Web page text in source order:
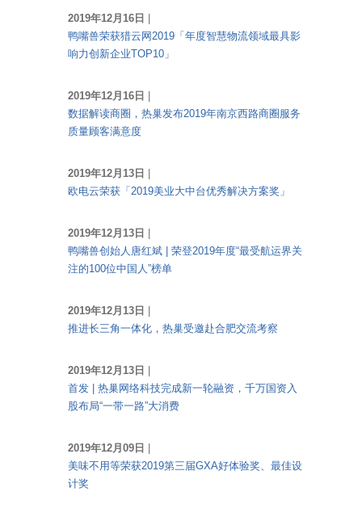
2019年12月16日
鸭嘴兽荣获猎云网2019「年度智慧物流领域最具影
响力创新企业TOP10」
2019年12月16日
数据解读商圈，热巢发布2019年南京西路商圈服务
质量顾客满意度
2019年12月13日
欧电云荣获「2019美业大中台优秀解决方案奖」
2019年12月13日
鸭嘴兽创始人唐红斌 | 荣登2019年度“最受航运界关
注的100位中国人”榜单
2019年12月13日
推进长三角一体化，热巢受邀赴合肥交流考察
2019年12月13日
首发 | 热巢网络科技完成新一轮融资，千万国资入
股布局“一带一路”大消费
2019年12月09日
美味不用等荣获2019第三届GXA好体验奖、最佳设
计奖